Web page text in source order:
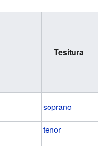
Tesitura
soprano
tenor